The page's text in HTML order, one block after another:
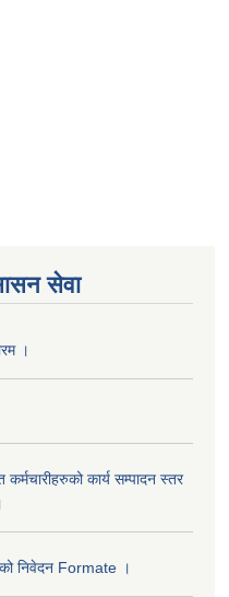
सेवा
।
कर्मचारीहरुको कार्य सम्पादन स्तर
निवेदन Formate ।